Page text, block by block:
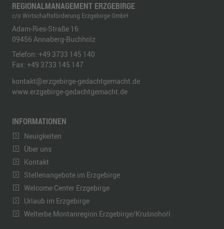
REGIONALMANAGEMENT ERZGEBIRGE
c/o Wirtschaftsförderung Erzgebirge GmbH
Adam-Ries-Straße 16
09456 Annaberg-Buchholz
Telefon: +49 3733 145 140
Fax: +49 3733 145 147
kontakt@erzgebirge-gedachtgemacht.de
www.erzgebirge-gedachtgemacht.de
INFORMATIONEN
Neuigkeiten
Über uns
Kontakt
Stellenangebote im Erzgebirge
Welcome Center Erzgebirge
Urlaub im Erzgebirge
Welterbe Montanregion Erzgebirge/Krušnohoří